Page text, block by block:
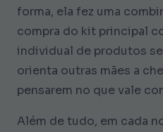
forma, ela fez uma
compra do kit principal
individual de produtos
orienta outras mães a
pensarem no que vale
Além de tudo, em cada